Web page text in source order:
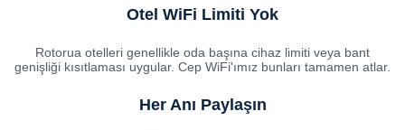
Otel WiFi Limiti Yok
Rotorua otelleri genellikle oda başına cihaz limiti veya bant
genişliği kısıtlaması uygular. Cep WiFi'ımız bunları tamamen atlar.
Her Anı Paylaşın